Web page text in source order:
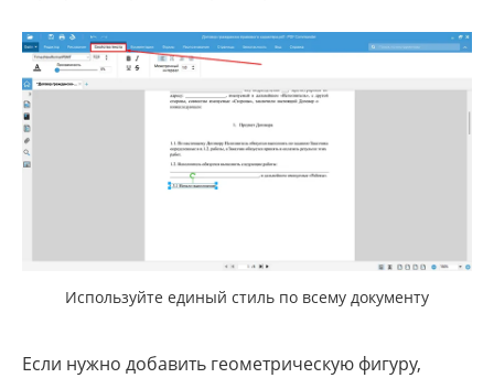
Используйте единый стиль по всему документу
Если нужно добавить геометрическую фигуру,